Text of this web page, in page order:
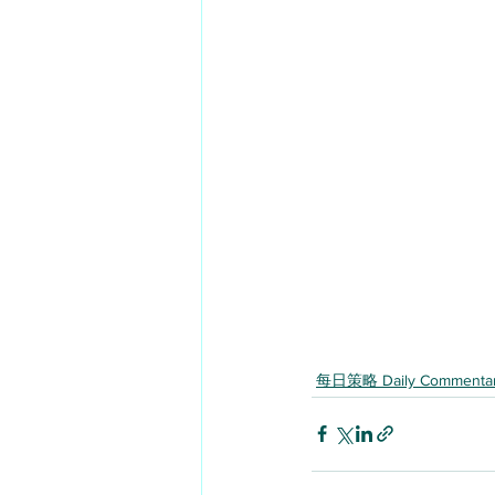
每日策略 Daily